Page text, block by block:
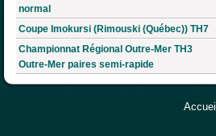
normal
Coupe Imokursi (Rimouski (Québec)) TH7
Championnat Régional Outre-Mer TH3
Outre-Mer paires semi-rapide
Accueil